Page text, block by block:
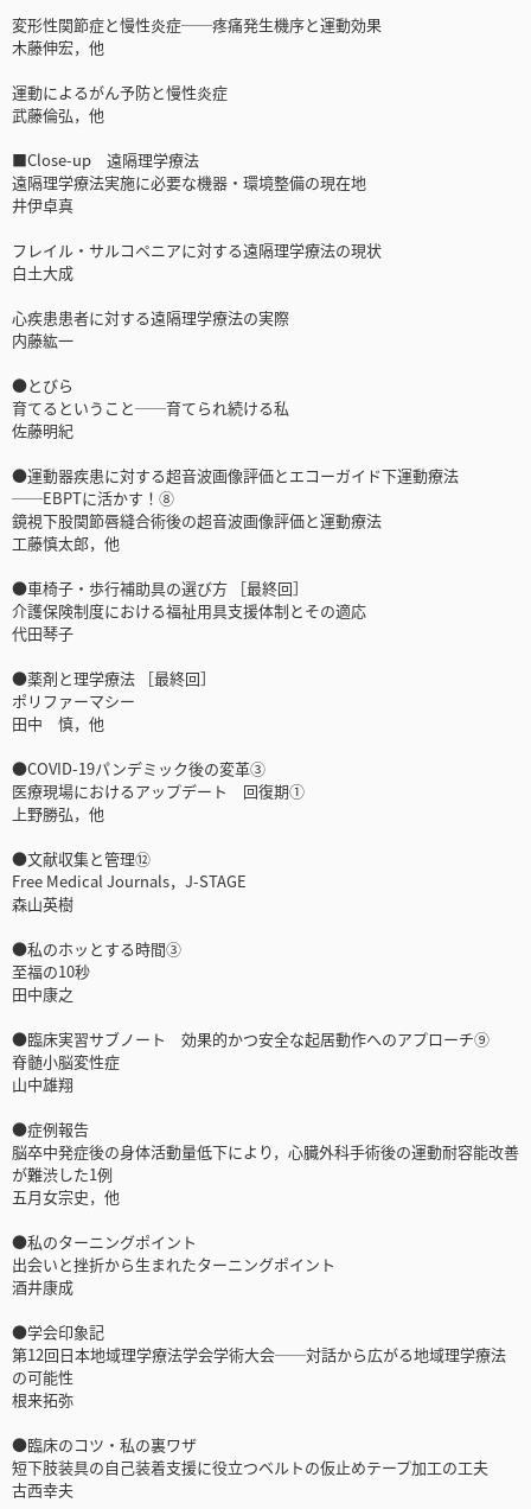
変形性関節症と慢性炎症──疼痛発生機序と運動効果
木藤伸宏，他
運動によるがん予防と慢性炎症
武藤倫弘，他
■Close-up 遠隔理学療法
遠隔理学療法実施に必要な機器・環境整備の現在地
井伊卓真
フレイル・サルコペニアに対する遠隔理学療法の現状
白土大成
心疾患患者に対する遠隔理学療法の実際
内藤紘一
●とびら
育てるということ──育てられ続ける私
佐藤明紀
●運動器疾患に対する超音波画像評価とエコーガイド下運動療法
──EBPTに活かす！⑧
鏡視下股関節唇縫合術後の超音波画像評価と運動療法
工藤慎太郎，他
●車椅子・歩行補助具の選び方 ［最終回］
介護保険制度における福祉用具支援体制とその適応
代田琴子
●薬剤と理学療法 ［最終回］
ポリファーマシー
田中 慎，他
●COVID-19パンデミック後の変革③
医療現場におけるアップデート 回復期①
上野勝弘，他
●文献収集と管理⑫
Free Medical Journals，J-STAGE
森山英樹
●私のホッとする時間③
至福の10秒
田中康之
●臨床実習サブノート 効果的かつ安全な起居動作へのアプローチ⑨
脊髄小脳変性症
山中雄翔
●症例報告
脳卒中発症後の身体活動量低下により，心臓外科手術後の運動耐容能改善
が難渋した1例
五月女宗史，他
●私のターニングポイント
出会いと挫折から生まれたターニングポイント
酒井康成
●学会印象記
第12回日本地域理学療法学会学術大会──対話から広がる地域理学療法
の可能性
根来拓弥
●臨床のコツ・私の裏ワザ
短下肢装具の自己装着支援に役立つベルトの仮止めテープ加工の工夫
古西幸夫